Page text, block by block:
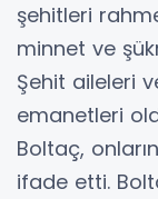
şehitleri
minnet ve
Şehit aileleri
emanetleri
Boltaç,
ifade etti.